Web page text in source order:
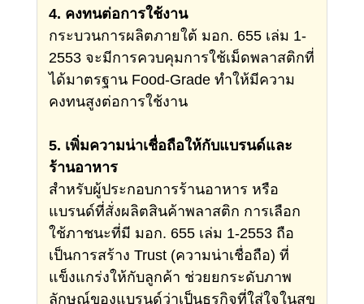
4. คงทนต่อการใช้งาน
กระบวนการผลิตภายใต้ มอก. 655 เล่ม 1-
2553 จะมีการควบคุมการใช้เม็ดพลาสติกที่
ได้มาตรฐาน Food-Grade ทำให้มีความ
คงทนสูงต่อการใช้งาน
5. เพิ่มความน่าเชื่อถือให้กับแบรนด์และ
ร้านอาหาร
สำหรับผู้ประกอบการร้านอาหาร หรือ
แบรนด์ที่สั่งผลิตสินค้าพลาสติก การเลือก
ใช้ภาชนะที่มี มอก. 655 เล่ม 1-2553 ถือ
เป็นการสร้าง Trust (ความน่าเชื่อถือ) ที่
แข็งแกร่งให้กับลูกค้า ช่วยยกระดับภาพ
ลักษณ์ของแบรนด์ว่าเป็นธุรกิจที่ใส่ใจในสุข